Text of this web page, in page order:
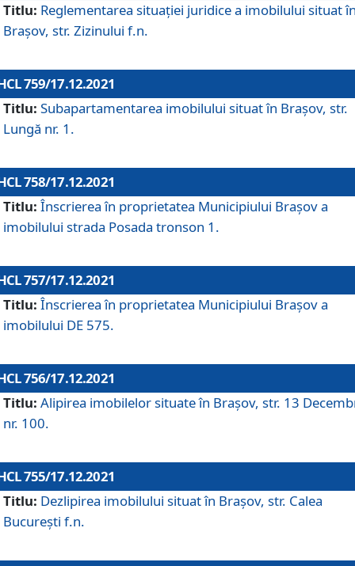
Titlu: Reglementarea situației juridice a imobilului situat
Brașov, str. Zizinului f.n.
759/17.12.2021
Titlu: Subapartamentarea imobilului situat în Brașov, str.
Lungă nr. 1.
758/17.12.2021
Titlu: Înscrierea în proprietatea Municipiului Brașov a
imobilului strada Posada tronson 1.
757/17.12.2021
Titlu: Înscrierea în proprietatea Municipiului Brașov a
imobilului DE 575.
756/17.12.2021
Titlu: Alipirea imobilelor situate în Brașov, str. 13
nr. 100.
755/17.12.2021
Titlu: Dezlipirea imobilului situat în Brașov, str. Calea
București f.n.